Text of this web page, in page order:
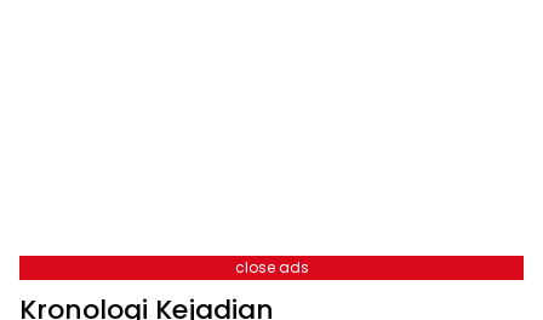
close ads
Kronologi Kejadian